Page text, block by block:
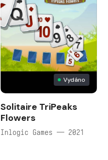
Vydáno
Solitaire TriPeaks
Flowers
Inlogic Games — 2021